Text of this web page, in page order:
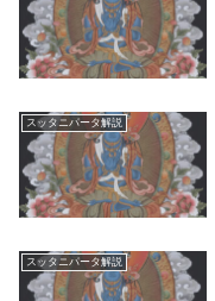
スッタニパータ解説
スッタニパータ解説